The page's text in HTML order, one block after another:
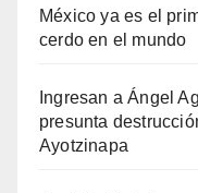
México ya es el
cerdo en el mundo
Ingresan a Ángel
presunta
Ayotzinapa